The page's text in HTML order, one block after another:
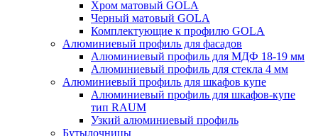
Хром матовый GOLA
Черный матовый GOLA
Комплектующие к профилю GOLA
Алюминиевый профиль для фасадов
Алюминиевый профиль для МДФ 18-19 мм
Алюминиевый профиль для стекла 4 мм
Алюминиевый профиль для шкафов купе
Алюминиевый профиль для шкафов-купе
тип RAUM
Узкий алюминиевый профиль
Бутылочницы